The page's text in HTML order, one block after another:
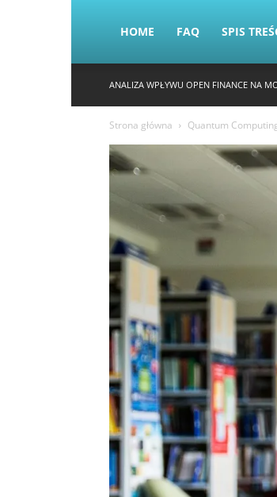
HOME FAQ SPIS
ANALIZA WPŁYWU OPEN FINANCE NA
Strona główna Quantum